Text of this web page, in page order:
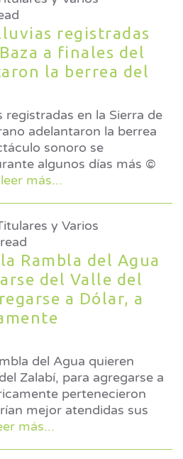
registradas
a finales del
la berrea del
registradas en la Sierra de
adelantaron la berrea
algunos días más ©
leer más...
y Varios
Rambla del Agua
del Valle del
a Dólar, a
del Agua quieren
Zalabí, para agregarse a
pertenecieron
mejor atendidas sus
más...